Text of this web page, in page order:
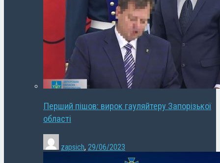
Перший пішов: вирок гауляйтеру Запорізької
області
zapsich, 29/06/2023